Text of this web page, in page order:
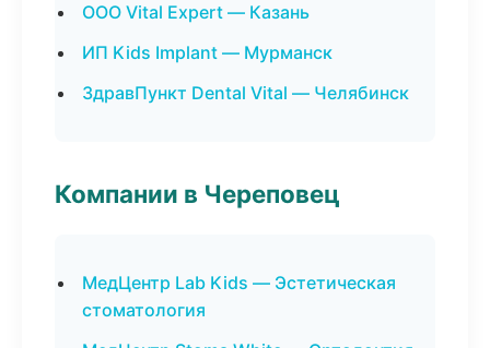
ООО Vital Expert — Казань
ИП Kids Implant — Мурманск
ЗдравПункт Dental Vital — Челябинск
Компании в Череповец
МедЦентр Lab Kids — Эстетическая
стоматология